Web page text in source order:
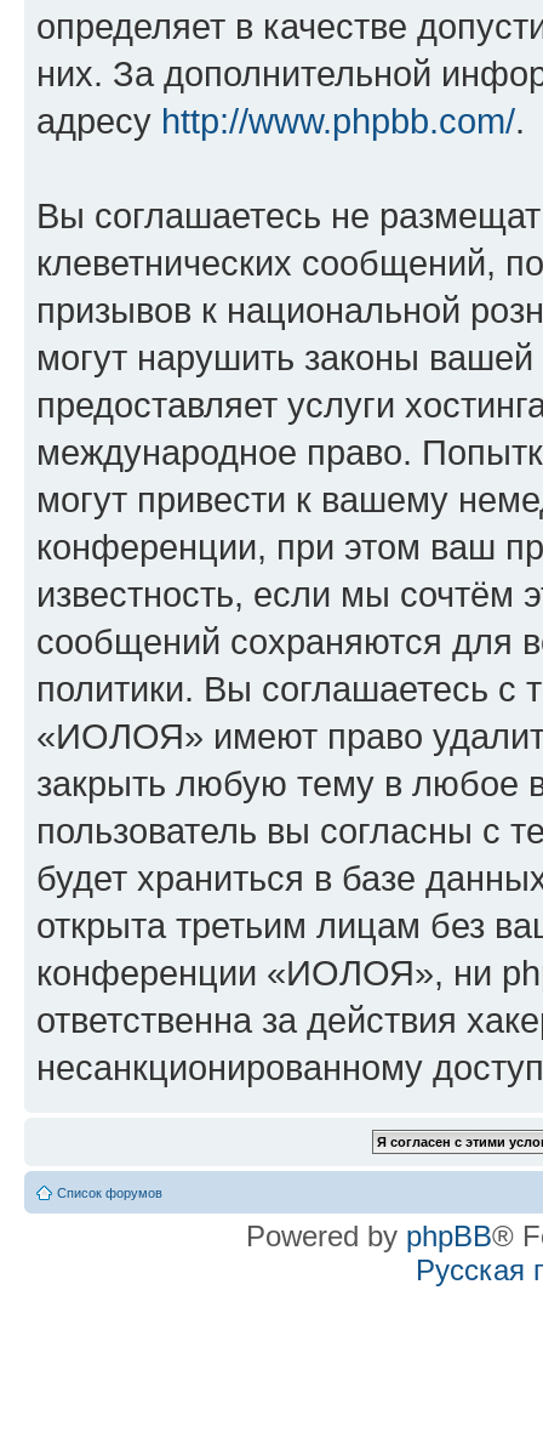
определяет в качестве
них. За дополнительной
адресу http://www.phpbb.com/.
Вы соглашаетесь не
клеветнических сообщений,
призывов к национальной
могут нарушить законы
предоставляет услуги
международное право.
могут привести к вашему
конференции, при этом ваш
известность, если мы сочтём
сообщений сохраняются для
политики. Вы соглашаетесь
«ИОЛОЯ» имеют право
закрыть любую тему в любое
пользователь вы согласны с
будет храниться в базе
открыта третьим лицам без
конференции «ИОЛОЯ», ни
ответственна за действия
несанкционированному
Список форумов
Powered by phpBB®
Русская